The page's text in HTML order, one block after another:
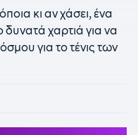
κι αν χάσει, ένα
δυνατά χαρτιά για να
για το τένις των